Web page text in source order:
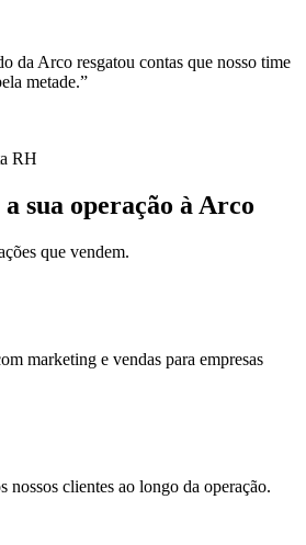
da Arco resgatou contas que nosso time
metade.”
RH
sua operação à Arco
que vendem.
marketing e vendas para empresas
nossos clientes ao longo da operação.